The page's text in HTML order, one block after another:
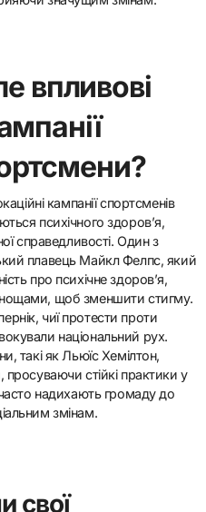
щоб зв’язатися з
проблемами. Ця
залученості. Наприклад,
може адвокатувати
ефективно підвищуючи
дозволяє їм вирішувати
значущим змінам.
впливові
кампанії спортсменів
плавець Майкл Фелпс, який
про психічне здоров’я,
щоб зменшити стигму.